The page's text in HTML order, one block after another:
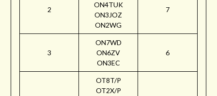
2
ON4TUK
ON3JOZ
ON2WG
7
3
ON7WD
ON6ZV
ON3EC
6
OT8T/P
OT2X/P